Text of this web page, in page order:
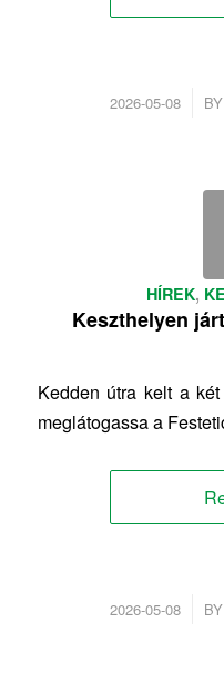
2026-05-08
/ BY
HÍREK,
Keszthelyen
Kedden útra kelt a
meglátogassa a
2026-05-08
/ BY